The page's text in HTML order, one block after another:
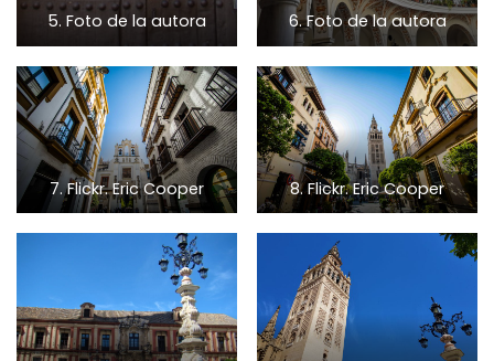
5. Foto de la autora 6. Foto de la autora
7. Flickr. Eric Cooper 8. Flickr. Eric Cooper